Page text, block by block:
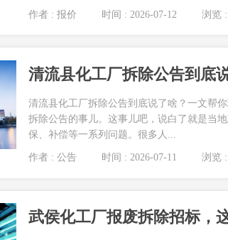
作者 : 报价 时间 : 2026-07-12 浏览
清流县化工厂拆除公告到底
清流县化工厂拆除公告到底说了啥？一文帮
拆除公告的事儿。这事儿吧，说白了就是当
保、补偿等一系列问题。很多人...
作者 : 公告 时间 : 2026-07-11 浏览
武侯化工厂报废拆除招标，